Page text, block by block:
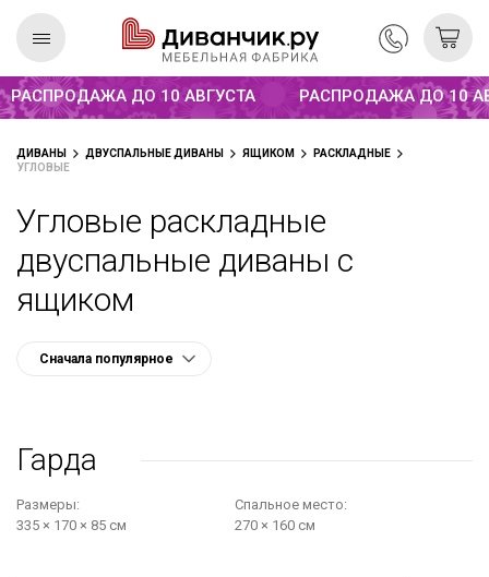
Распродажа до 10 августа
ДО 10 АВГУСТА
РАСПРОДАЖА ДО 10
ДИВАНЫ ДВУСПАЛЬНЫЕ ДИВАНЫ ЯЩИКОМ
РАСКЛАДНЫЕ
УГЛОВЫЕ
Угловые раскладные
двуспальные диваны с
ящиком
Гарда
Размеры:
335 × 170 × 85 см
Cпальное место:
270 × 160 см
коллекция